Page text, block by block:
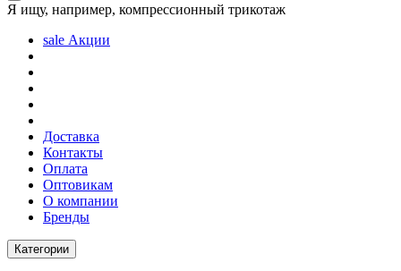
Я ищу, например, компрессионный трикотаж
sale Акции
Доставка
Контакты
Оплата
Оптовикам
О компании
Бренды
Категории